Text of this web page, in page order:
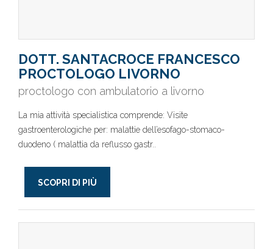
DOTT. SANTACROCE FRANCESCO
PROCTOLOGO LIVORNO
proctologo con ambulatorio a livorno
La mia attività specialistica comprende: Visite
gastroenterologiche per: malattie dell’esofago-stomaco-
duodeno ( malattia da reflusso gastr..
SCOPRI DI PIÙ